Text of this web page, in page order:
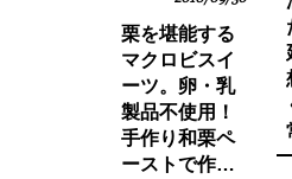
栗を堪能する
マクロビスイ
ーツ。卵・乳
製品不使用！
手作り和栗ペ
ーストで作る